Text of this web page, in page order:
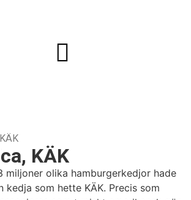
KÄK
miljoner olika hamburgerkedjor hade
kedja som hette KÄK. Precis som